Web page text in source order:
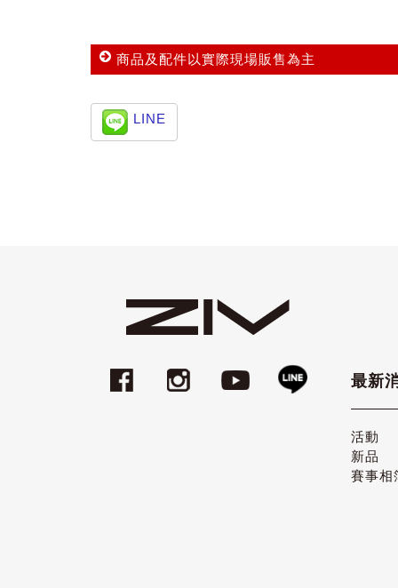
商品及配件以實際現場販售為主
LINE
最新
活動
新品
賽事相